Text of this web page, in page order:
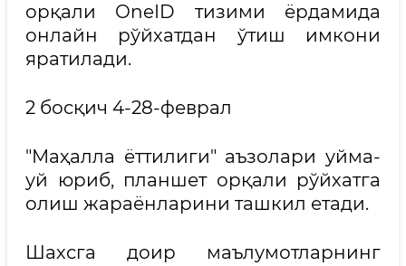
орқали OneID тизими ёрдамида
онлайн рўйхатдан ўтиш имкони
яратилади.
2 босқич 4-28-феврал
"Маҳалла ёттилиги" аъзолари уйма-
уй юриб, планшет орқали рўйхатга
олиш жараёнларини ташкил етади.
Шахсга доир маълумотларнинг